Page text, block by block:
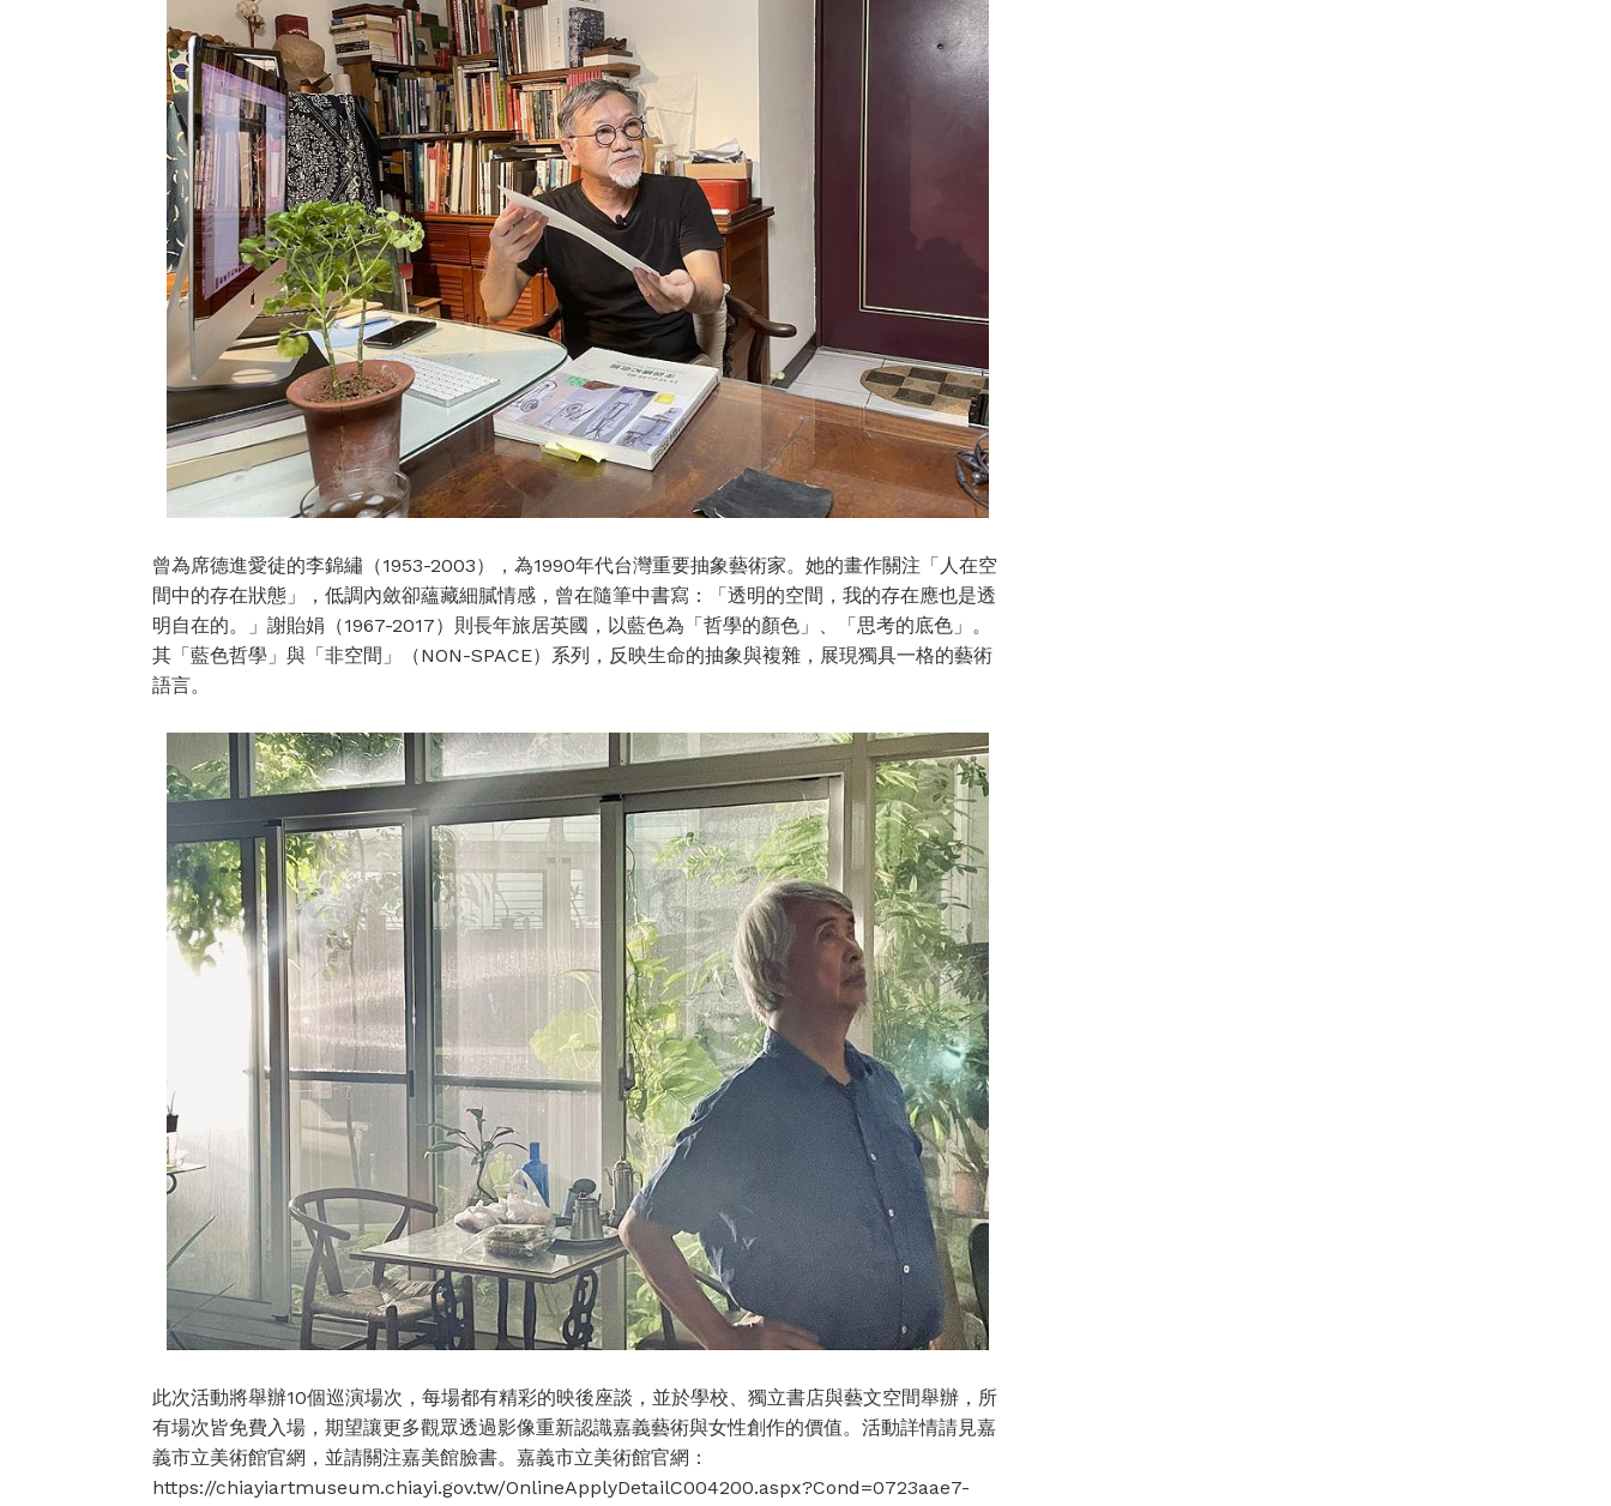
曾為席德進愛徒的李錦繡（1953-2003），為1990年代台灣重要抽象藝術家。她的畫作關注「人在空
間中的存在狀態」，低調內斂卻蘊藏細膩情感，曾在隨筆中書寫：「透明的空間，我的存在應也是透
明自在的。」謝貽娟（1967-2017）則長年旅居英國，以藍色為「哲學的顏色」、「思考的底色」。
其「藍色哲學」與「非空間」（NON-SPACE）系列，反映生命的抽象與複雜，展現獨具一格的藝術
語言。
此次活動將舉辦10個巡演場次，每場都有精彩的映後座談，並於學校、獨立書店與藝文空間舉辦，所
有場次皆免費入場，期望讓更多觀眾透過影像重新認識嘉義藝術與女性創作的價值。活動詳情請見嘉
義市立美術館官網，並請關注嘉美館臉書。嘉義市立美術館官網：
https://chiayiartmuseum.chiayi.gov.tw/OnlineApplyDetailC004200.aspx?Cond=0723aae7-